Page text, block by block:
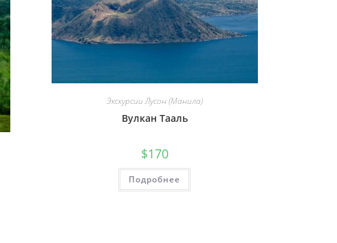
Экскурсии Лусон (Манила)
Вулкан Тааль
$170
Подробнее